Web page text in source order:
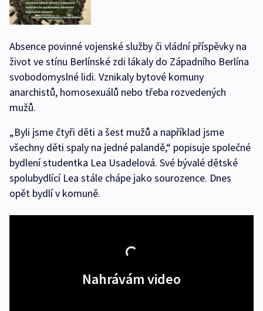
Absence povinné vojenské služby či vládní příspěvky na
život ve stínu Berlínské zdi lákaly do Západního Berlína
svobodomyslné lidi. Vznikaly bytové komuny
anarchistů, homosexuálů nebo třeba rozvedených
mužů.
„Byli jsme čtyři děti a šest mužů a například jsme
všechny děti spaly na jedné palandě,“ popisuje společné
bydlení studentka Lea Usadelová. Své bývalé dětské
spolubydlící Lea stále chápe jako sourozence. Dnes
opět bydlí v komuně.
Nahrávám video